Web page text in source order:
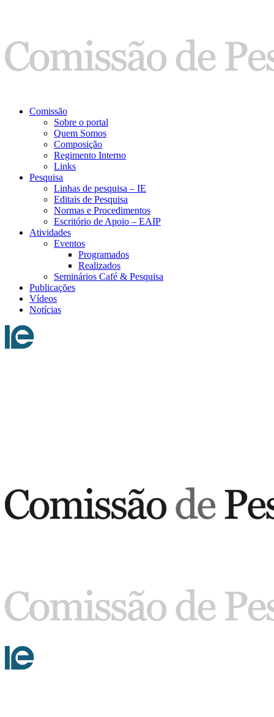
Comissão
Sobre o portal
Quem Somos
Composição
Regimento Interno
Links
Pesquisa
Linhas de pesquisa – IE
Editais de Pesquisa
Normas e Procedimentos
Escritório de Apoio – EAIP
Atividades
Eventos
Programados
Realizados
Seminários Café & Pesquisa
Publicações
Vídeos
Notícias